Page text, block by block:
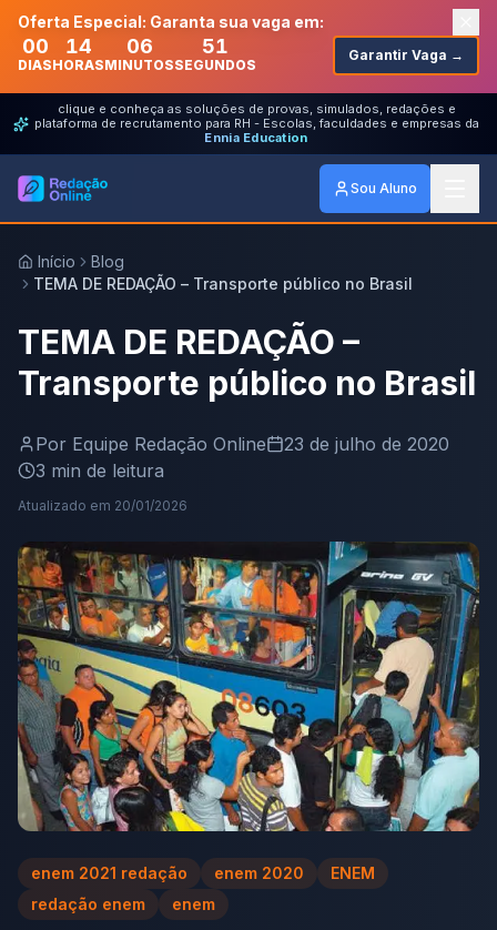
Oferta Especial: Garanta sua vaga em:
00
DIAS
14
HORAS
06
MINUTOS
51
SEGUNDOS
Garantir Vaga →
clique e conheça as soluções de provas, simulados, redações e
plataforma de recrutamento para RH - Escolas, faculdades e empresas da
Ennia Education
Sou Aluno
Início
Blog
TEMA DE REDAÇÃO – Transporte público no Brasil
TEMA DE REDAÇÃO –
Transporte público no Brasil
Por Equipe Redação Online
23 de julho de 2020
3 min de leitura
Atualizado em 20/01/2026
enem 2021 redação enem 2020
ENEM
redação enem
enem